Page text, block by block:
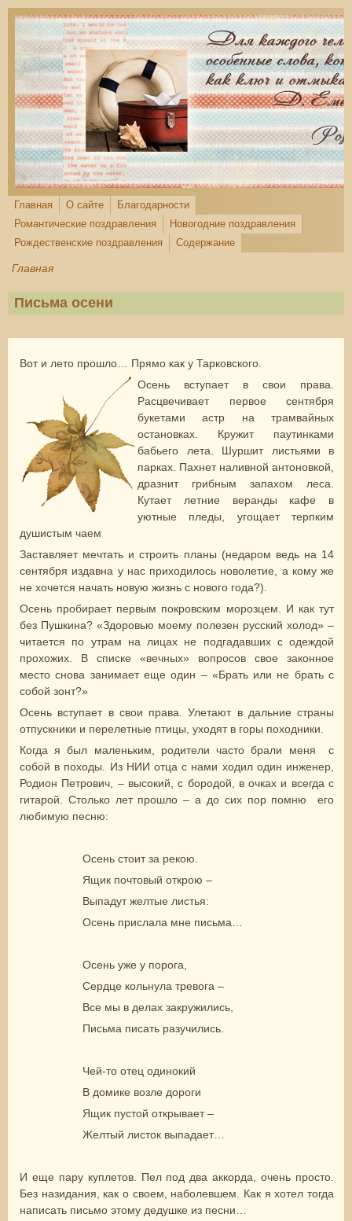
Перейти к основному содержанию
Главная О сайте
Благодарности
Романтические поздравления
Новогодние поздравления
Рождественские поздравления
Содержание
Главная
Письма осени
Вот и лето прошло… Прямо как у Тарковского.
Осень вступает в свои права.
Расцвечивает первое сентября
букетами астр на трамвайных
остановках. Кружит паутинками
бабьего лета. Шуршит листьями в
парках. Пахнет наливной антоновкой,
дразнит грибным запахом леса.
Кутает летние веранды кафе в
уютные пледы, угощает терпким
душистым чаем
Заставляет мечтать и строить планы (недаром ведь на 14
сентября издавна у нас приходилось новолетие, а кому же
не хочется начать новую жизнь с нового года?).
Осень пробирает первым покровским морозцем. И как тут
без Пушкина? «Здоровью моему полезен русский холод» –
читается по утрам на лицах не подгадавших с одеждой
прохожих. В списке «вечных» вопросов свое законное
место снова занимает еще один – «Брать или не брать с
собой зонт?»
Осень вступает в свои права. Улетают в дальние страны
отпускники и перелетные птицы, уходят в горы походники.
Когда я был маленьким, родители часто брали меня с
собой в походы. Из НИИ отца с нами ходил один инженер,
Родион Петрович, – высокий, с бородой, в очках и всегда с
гитарой. Столько лет прошло – а до сих пор помню его
любимую песню:
Осень стоит за рекою.
Ящик почтовый открою –
Выпадут желтые листья:
Осень прислала мне письма…
Осень уже у порога,
Сердце кольнула тревога –
Все мы в делах закружились,
Письма писать разучились.
Чей-то отец одинокий
В домике возле дороги
Ящик пустой открывает –
Желтый листок выпадает…
И еще пару куплетов. Пел под два аккорда, очень просто.
Без назидания, как о своем, наболевшем. Как я хотел тогда
написать письмо этому дедушке из песни…